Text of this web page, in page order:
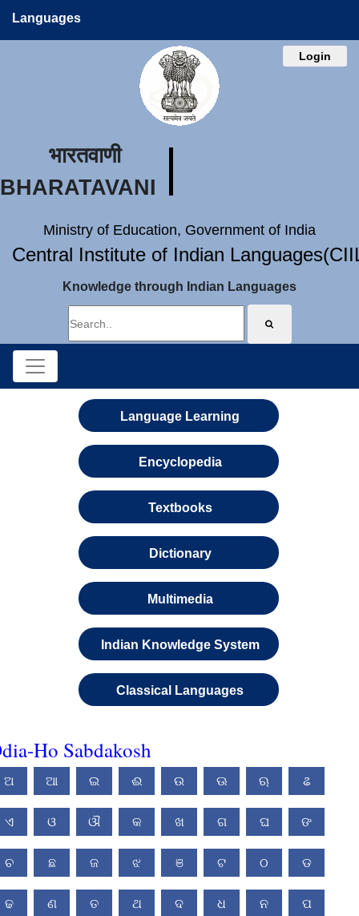
Languages
Login
भारतवाणी
BHARATAVANI
Ministry of Education, Government of India
Central Institute of Indian
Knowledge through Indian Languages
Language Learning
Encyclopedia
Textbooks
Dictionary
Multimedia
Indian Knowledge System
Classical Languages
Ho Sabdakosh
ଅ ଆ ଇ ଈ ଉ ଊ ଋ ଌ
ଏ ଓ ଔ କ ଖ ଗ ଘ ଙ
ଚ ଛ ଜ ଝ ଞ ଟ ଠ ଡ
ଢ ଣ ତ ଥ ଦ ଧ ନ ପ